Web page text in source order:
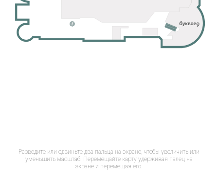
Разведите или сдвиньте два пальца на экране, чтобы увеличить или
уменьшить масштаб. Перемещайте карту удерживая палец на
экране и перемещая его.